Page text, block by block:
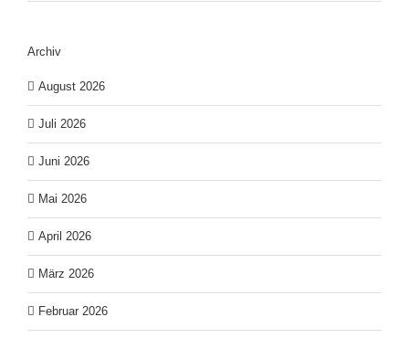
Archiv
August 2026
Juli 2026
Juni 2026
Mai 2026
April 2026
März 2026
Februar 2026